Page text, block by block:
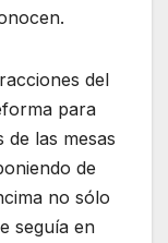
del
para
de las mesas
de
no sólo
seguía en